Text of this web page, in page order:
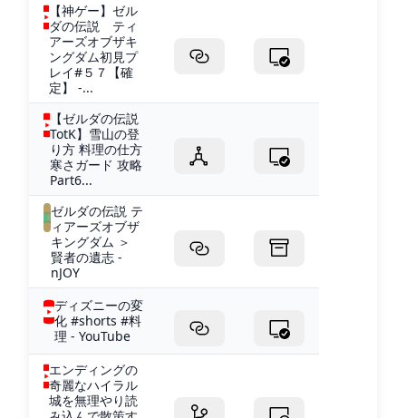
【神ゲー】ゼル
ダの伝説 ティ
アーズオブザキ
ングダム初見プ
レイ#５７【確
定】 -...
【ゼルダの伝説
TotK】雪山の登
り方 料理の仕方
寒さガード 攻略
Part6...
ゼルダの伝説 テ
ィアーズオブザ
キングダム ＞
賢者の遺志 -
nJOY
ディズニーの変
化 #shorts #料
理 - YouTube
エンディングの
奇麗なハイラル
城を無理やり読